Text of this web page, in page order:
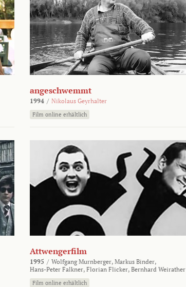
angeschwemmt
1994 / Nikolaus Geyrhalter
Film online erhältlich
Attwengerfilm
1995 / Wolfgang Murnberger, Markus Binder,
Hans-Peter Falkner, Florian Flicker, Bernhard Weirather
Film online erhältlich